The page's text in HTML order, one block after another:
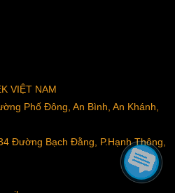
VIỆT NAM
Phố Đông, An Bình, An Khánh,
Đường Bạch Đằng, P.Hạnh Thông,